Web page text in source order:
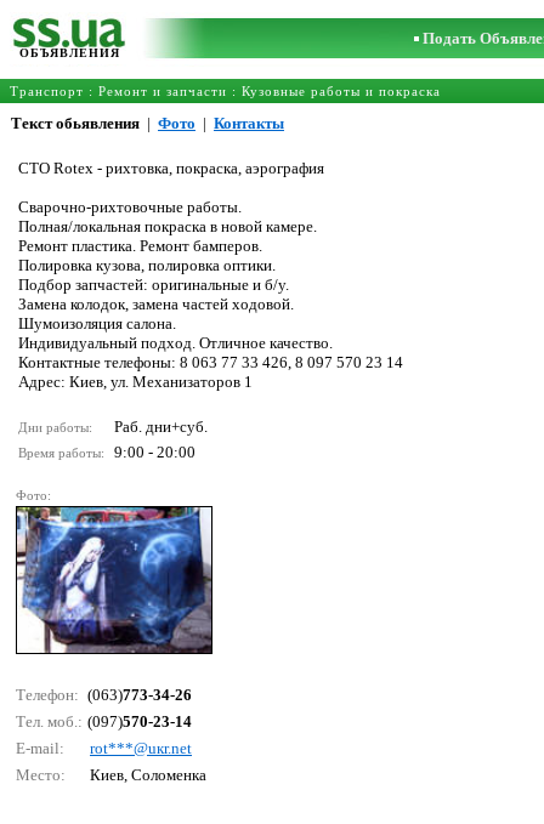
ОБЪЯВЛЕНИЯ
Подать
Транспорт : Ремонт и запчасти : Кузовные работы и покраска
Текст обьявления | Фото | Контакты
СТО Rotex - рихтовка, покраска, аэрография
Сварочно-рихтовочные работы.
Полная/локальная покраска в новой камере.
Ремонт пластика. Ремонт бамперов.
Полировка кузова, полировка оптики.
Подбор запчастей: оригинальные и б/у.
Замена колодок, замена частей ходовой.
Шумоизоляция салона.
Индивидуальный подход. Отличное качество.
Контактные телефоны: 8 063 77 33 426, 8 097 570 23 14
Адрес: Киев, ул. Механизаторов 1
Дни работы: Раб. дни+суб.
Время работы: 9:00 - 20:00
Фото:
Телефон: (063)773-34-26
Тел. моб.: (097)570-23-14
E-mail:
rоt***@uкr.nеt
Место:
Киев, Соломенка